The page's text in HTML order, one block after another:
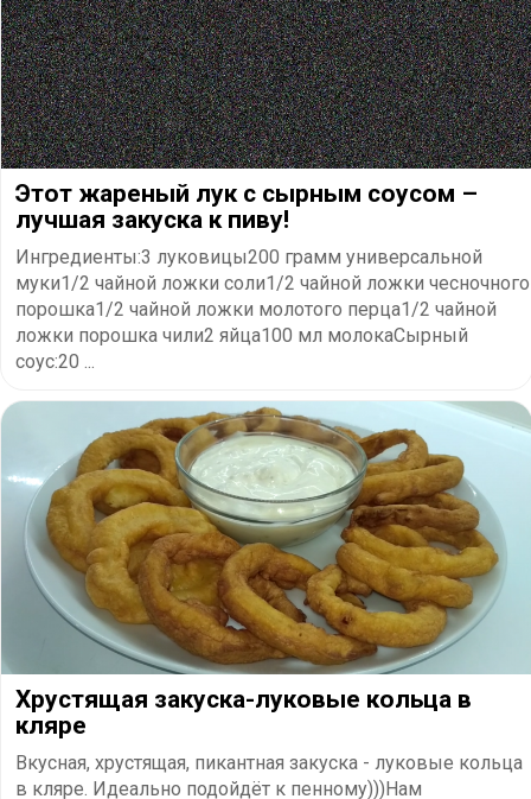
Этот жареный лук с сырным соусом –
лучшая закуска к пиву!
Ингредиенты:3 луковицы200 грамм универсальной
муки1/2 чайной ложки соли1/2 чайной ложки чесночного
порошка1/2 чайной ложки молотого перца1/2 чайной
ложки порошка чили2 яйца100 мл молокаСырный
соус:20 ...
Хрустящая закуска-луковые кольца в
кляре
Вкусная, хрустящая, пикантная закуска - луковые кольца
в кляре. Идеально подойдёт к пенному)))Нам